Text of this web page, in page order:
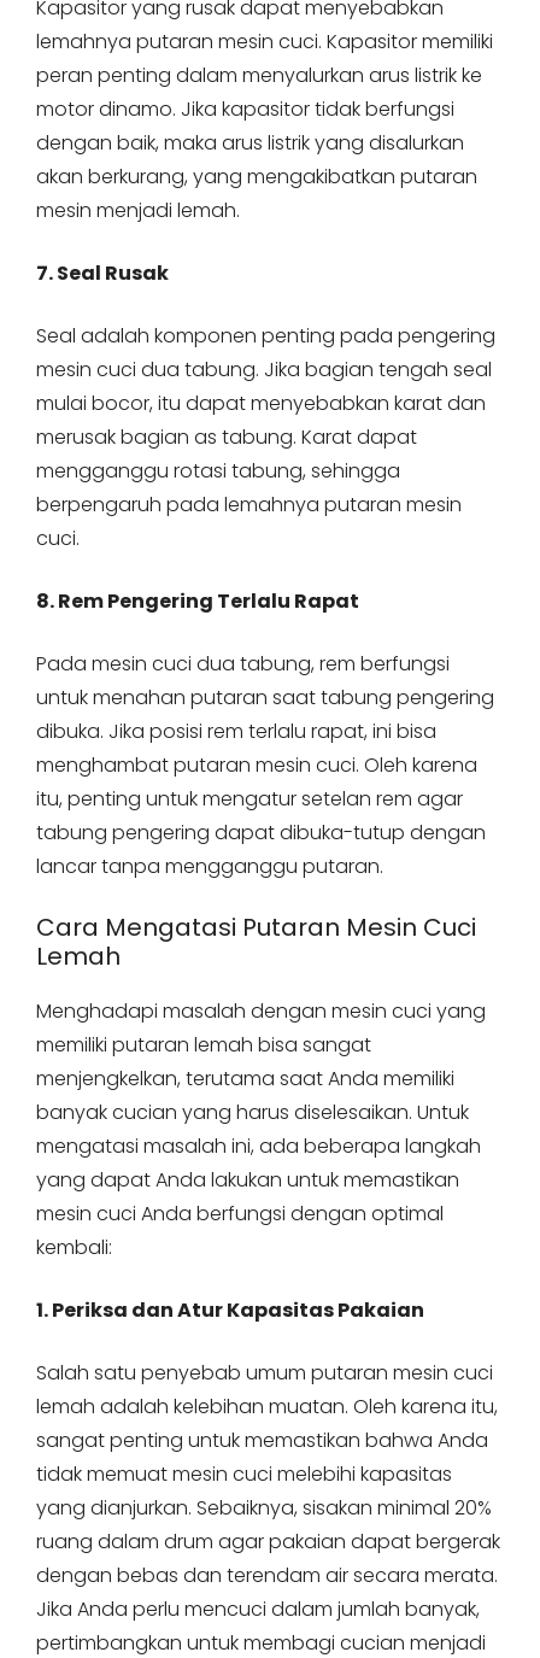
Kapasitor yang rusak dapat menyebabkan
lemahnya putaran mesin cuci. Kapasitor memiliki
peran penting dalam menyalurkan arus listrik ke
motor dinamo. Jika kapasitor tidak berfungsi
dengan baik, maka arus listrik yang disalurkan
akan berkurang, yang mengakibatkan putaran
mesin menjadi lemah.
7. Seal Rusak
Seal adalah komponen penting pada pengering
mesin cuci dua tabung. Jika bagian tengah seal
mulai bocor, itu dapat menyebabkan karat dan
merusak bagian as tabung. Karat dapat
mengganggu rotasi tabung, sehingga
berpengaruh pada lemahnya putaran mesin
cuci.
8. Rem Pengering Terlalu Rapat
Pada mesin cuci dua tabung, rem berfungsi
untuk menahan putaran saat tabung pengering
dibuka. Jika posisi rem terlalu rapat, ini bisa
menghambat putaran mesin cuci. Oleh karena
itu, penting untuk mengatur setelan rem agar
tabung pengering dapat dibuka-tutup dengan
lancar tanpa mengganggu putaran.
Cara Mengatasi Putaran Mesin Cuci
Lemah
Menghadapi masalah dengan mesin cuci yang
memiliki putaran lemah bisa sangat
menjengkelkan, terutama saat Anda memiliki
banyak cucian yang harus diselesaikan. Untuk
mengatasi masalah ini, ada beberapa langkah
yang dapat Anda lakukan untuk memastikan
mesin cuci Anda berfungsi dengan optimal
kembali:
1. Periksa dan Atur Kapasitas Pakaian
Salah satu penyebab umum putaran mesin cuci
lemah adalah kelebihan muatan. Oleh karena itu,
sangat penting untuk memastikan bahwa Anda
tidak memuat mesin cuci melebihi kapasitas
yang dianjurkan. Sebaiknya, sisakan minimal 20%
ruang dalam drum agar pakaian dapat bergerak
dengan bebas dan terendam air secara merata.
Jika Anda perlu mencuci dalam jumlah banyak,
pertimbangkan untuk membagi cucian menjadi